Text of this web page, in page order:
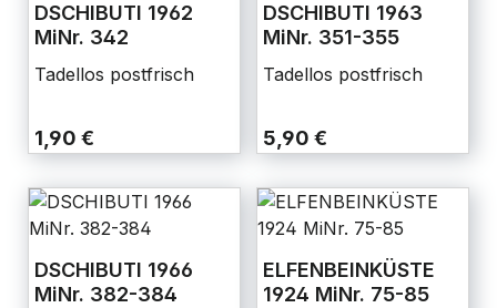
DSCHIBUTI 1962
MiNr. 342
Tadellos postfrisch
1,90 €
DSCHIBUTI 1963
MiNr. 351-355
Tadellos postfrisch
5,90 €
DSCHIBUTI 1966
MiNr. 382-384
ELFENBEINKÜSTE
1924 MiNr. 75-85